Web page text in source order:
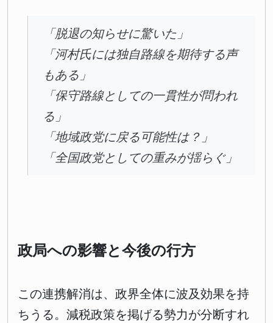
「脱退の知らせに驚いた」
「河村氏には独自路線を期待する声
もある」
「保守路線としての一貫性が問われ
る」
「地域政党に戻る可能性は？」
「全国政党としての重みが揺らぐ」
政局への影響と今後の行方
この連携解消は、政界全体に波及効果を持
ちうる。減税政策を掲げる勢力が分断すれ